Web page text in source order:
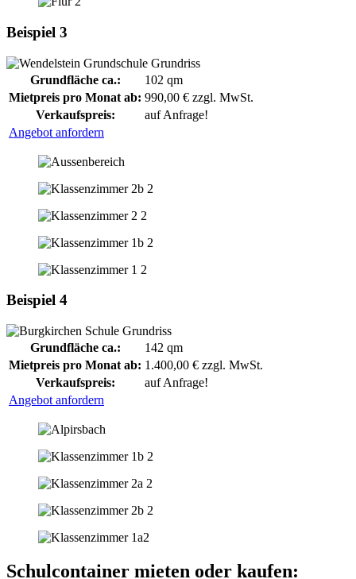
Beispiel 3
Grundfläche ca.:
102 qm
Mietpreis pro Monat ab: 990,00 € zzgl. MwSt.
Verkaufspreis:
auf Anfrage!
Angebot anfordern
Beispiel 4
Grundfläche ca.:
142 qm
Mietpreis pro Monat ab: 1.400,00 € zzgl. MwSt.
Verkaufspreis:
auf Anfrage!
Angebot anfordern
Schulcontainer mieten oder kaufen: